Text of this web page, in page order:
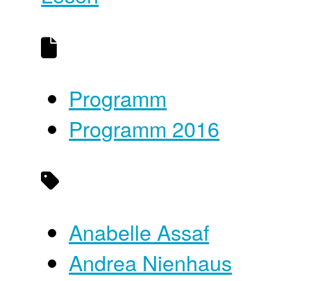
Programm
Programm 2016
Anabelle Assaf
Andrea Nienhaus